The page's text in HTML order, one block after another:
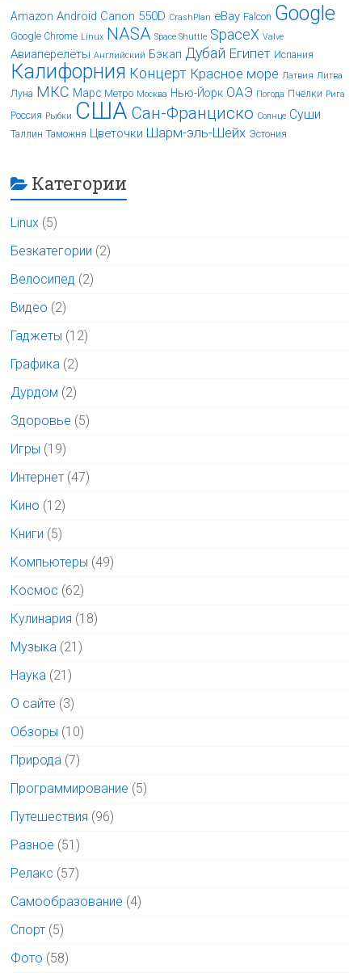
Amazon Android Canon 550D CrashPlan eBay Falcon Google
Google Chrome Linux NASA Space Shuttle SpaceX Valve
Авиаперелёты Английский Бэкап Дубай Египет Испания
Калифорния Концерт Красное море Латвия Литва
Луна МКС Марс Метро Москва Нью-Йорк ОАЭ Погода Пчёлки Рига
Россия Рыбки США Сан-Франциско Солнце Суши
Таллин Таможня Цветочки Шарм-эль-Шейх Эстония
Категории
Linux (5)
Безкатегории (2)
Велосипед (2)
Видео (2)
Гаджеты (12)
Графика (2)
Дурдом (2)
Здоровье (5)
Игры (19)
Интернет (47)
Кино (12)
Книги (5)
Компьютеры (49)
Космос (62)
Кулинария (18)
Музыка (21)
Наука (21)
О сайте (3)
Обзоры (10)
Природа (7)
Программирование (5)
Путешествия (96)
Разное (51)
Релакс (57)
Самообразование (4)
Спорт (5)
Фото (58)